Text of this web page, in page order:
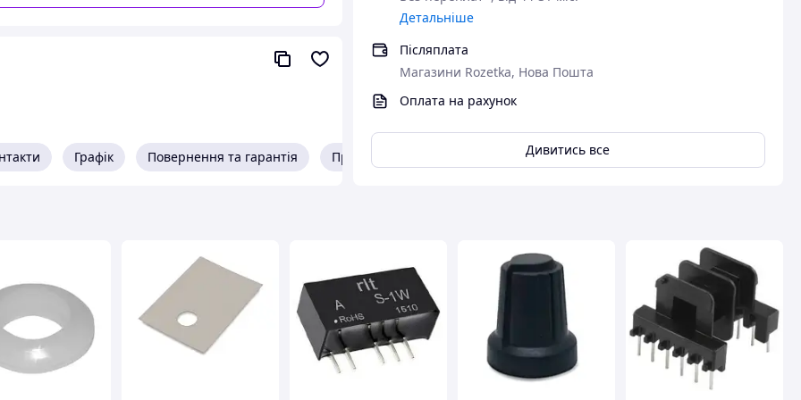
Детальніше
Післяплата
Магазини Rozetka, Нова Пошта
Оплата на рахунок
Дивитись все
вставки), що спрощує обслуговування.
захисту:
блискавкою найвищий.
та комп'ютерної техніки від
щитах (клас II / Тип С) для систем
Графік Повернення та гарантія Про продавця